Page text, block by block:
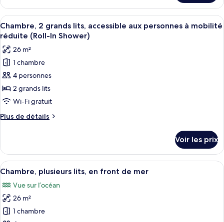
vue
océan
(Bathtub)
lits,
balcon
le
type
de
chambre
Chambre,
plusieurs
lits,
balcon
Afficher
toutes
les
photos
pour
ce
type
de
chambre :
Chambre,
grands
lits,
accessible
aux
personnes
à
mobilité
Une chambre d’hôtel avec deux lits,
6
Chambre, 2 grands lits, accessible aux personnes à mobilité
réduite (Roll-In Shower)
26 m²
1 chambre
4 personnes
2 grands lits
Wi-Fi gratuit
Plus de détails
Plus
le
type
de
Chambre,
2
grands
lits,
Voir les prix
Afficher
toutes
les
photos
pour
Une chambre d’hôtel avec deux
10
Chambre, plusieurs lits, en front de mer
Vue sur l’océan
26 m²
1 chambre